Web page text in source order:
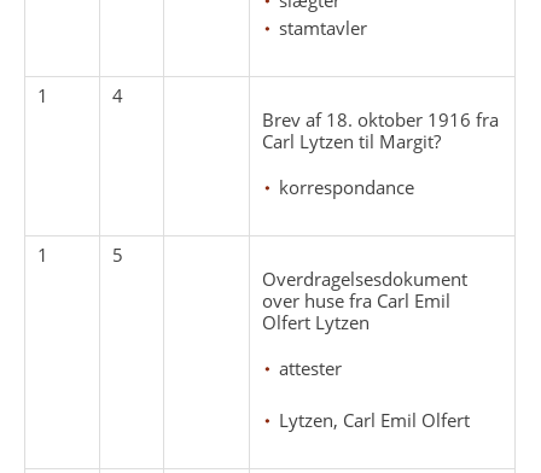
stamtavler
1
4
Brev af 18. oktober 1916 fra
Carl Lytzen til Margit?
korrespondance
1
5
Overdragelsesdokument
over huse fra Carl Emil
Olfert Lytzen
attester
Lytzen, Carl Emil Olfert